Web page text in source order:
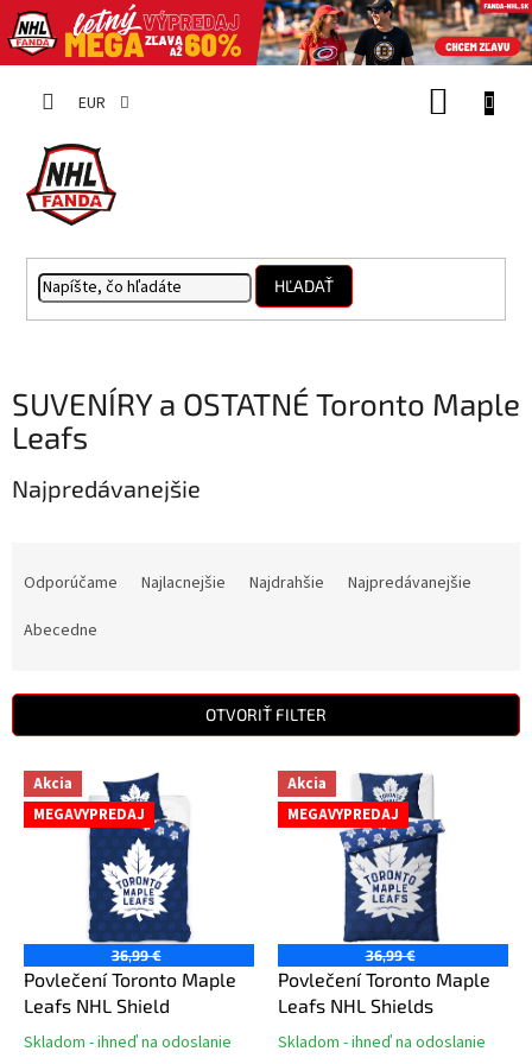
EUR
HĽADAŤ
SUVENÍRY a OSTATNÉ Toronto Maple
Leafs
Najpredávanejšie
p
Odporúčame Najlacnejšie Najdrahšie
Najpredávanejšie
Abecedne
OTVORIŤ FILTER
V
p
Akcia
MEGAVYPREDAJ
36,99 €
Povlečení Toronto Maple
Leafs NHL Shield
Priemerné
Skladom - ihneď na odoslanie
Akcia
MEGAVYPREDAJ
36,99 €
Povlečení Toronto Maple
Leafs NHL Shields
Priemerné
Skladom - ihneď na odoslanie